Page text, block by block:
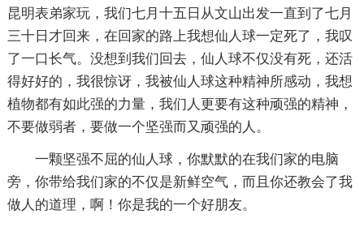
昆明表弟家玩，我们七月十五日从文山出发一直到了七月
三十日才回来，在回家的路上我想仙人球一定死了，我叹
了一口长气。没想到我们回去，仙人球不仅没有死，还活
得好好的，我很惊讶，我被仙人球这种精神所感动，我想
植物都有如此强的力量，我们人更要有这种顽强的精神，
不要做弱者，要做一个坚强而又顽强的人。
一颗坚强不屈的仙人球，你默默的在我们家的电脑
旁，你带给我们家的不仅是新鲜空气，而且你还教会了我
做人的道理，啊！你是我的一个好朋友。